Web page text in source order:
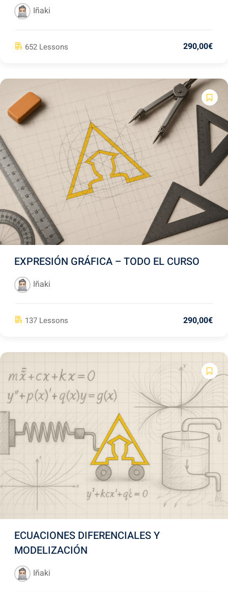
Iñaki
652 Lessons 290,00€
EXPRESIÓN GRÁFICA – TODO EL CURSO
Iñaki
137 Lessons 290,00€
ECUACIONES DIFERENCIALES Y
MODELIZACIÓN
Iñaki